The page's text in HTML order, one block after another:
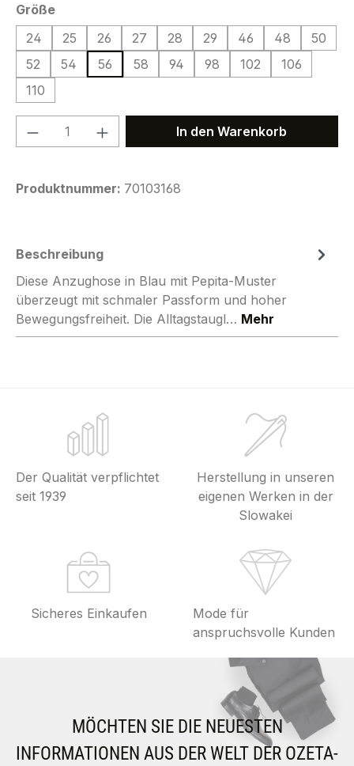
Größeauswählen
24
25 26 27 28 29 46 48
50
52
54 56 58 94 98 102
106
110
Produkt Anzahl: Gib denIn den Warenkorb
Produktnummer: 70103168
Beschreibung
Diese Anzughose in Blau mit Pepita-Muster
überzeugt mit schmaler Passform und hoher
Bewegungsfreiheit. Die Alltagstaugl… Mehr
Der Qualität verpflichtet
seit 1939
Herstellung in unseren
eigenen Werken in der
Slowakei
Sicheres Einkaufen
Mode für
anspruchsvolle Kunden
MÖCHTEN SIE DIE NEUESTEN
INFORMATIONEN AUS DER WELT DER OZETA-